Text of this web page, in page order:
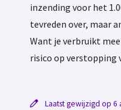
inzending voor het
tevreden over, maar
Want je verbruikt
risico op verstopping
Laatst gewijzigd op 6